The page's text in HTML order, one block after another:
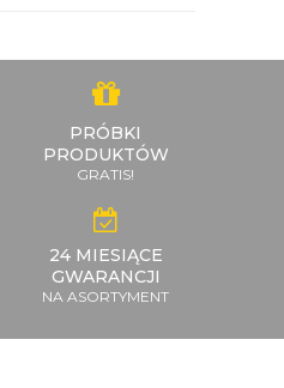
PRÓBKI
PRODUKTÓW
GRATIS!
24 MIESIĄCE
GWARANCJI
NA ASORTYMENT